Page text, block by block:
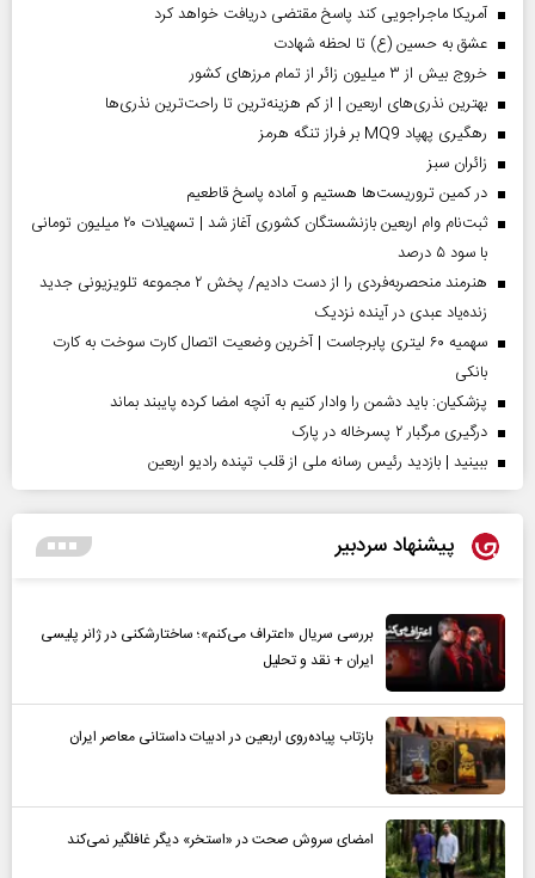
آمریکا ماجراجویی کند پاسخ مقتضی دریافت خواهد کرد
عشق به حسین (ع) تا لحظه شهادت
خروج بیش از ۳ میلیون زائر از تمام مرز‌های کشور
بهترین نذری‌های اربعین | از کم هزینه‌ترین تا راحت‌ترین نذری‌ها
رهگیری پهپاد MQ9 بر فراز تنگه هرمز
‌زائران سبز
در کمین تروریست‌ها هستیم و آماده پاسخ قاطعیم
ثبت‌نام وام اربعین بازنشستگان کشوری آغاز شد | تسهیلات ۲۰ میلیون تومانی
با سود ۵ درصد
هنرمند منحصر‌به‌فردی را از دست دادیم/ پخش ۲ مجموعه تلویزیونی جدید
زنده‌یاد عبدی در آینده نزدیک
سهمیه ۶۰ لیتری پابرجاست | آخرین وضعیت اتصال کارت سوخت به کارت
بانکی
پزشکیان: باید دشمن را وادار کنیم به آنچه امضا کرده پایبند بماند
درگیری مرگبار ۲ پسرخاله در پارک
ببینید | بازدید رئیس رسانه ملی از قلب تپنده رادیو اربعین
پیشنهاد سردبیر
بررسی سریال «اعتراف می‌کنم»؛ ساختارشکنی در ژانر پلیسی
ایران + نقد و تحلیل
بازتاب پیاده‌روی اربعین در ادبیات داستانی معاصر ایران
امضای سروش صحت در «استخر» دیگر غافلگیر نمی‌کند